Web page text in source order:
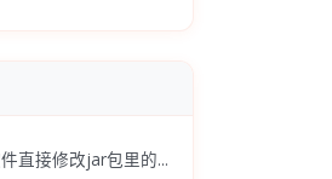
直接修改jar包里的...